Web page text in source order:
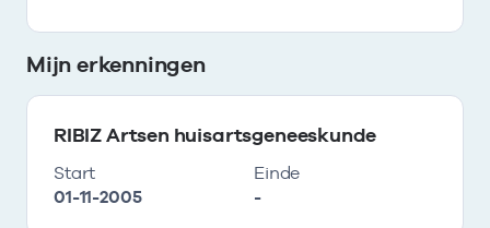
Mijn erkenningen
RIBIZ Artsen huisartsgeneeskunde
Start
01-11-2005
Einde
-